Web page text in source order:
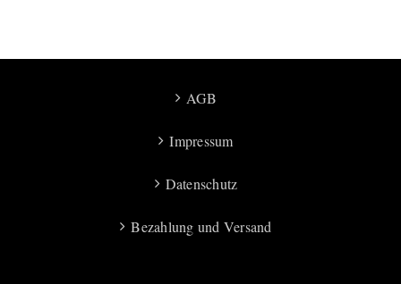
AGB
Impressum
Datenschutz
Bezahlung und Versand